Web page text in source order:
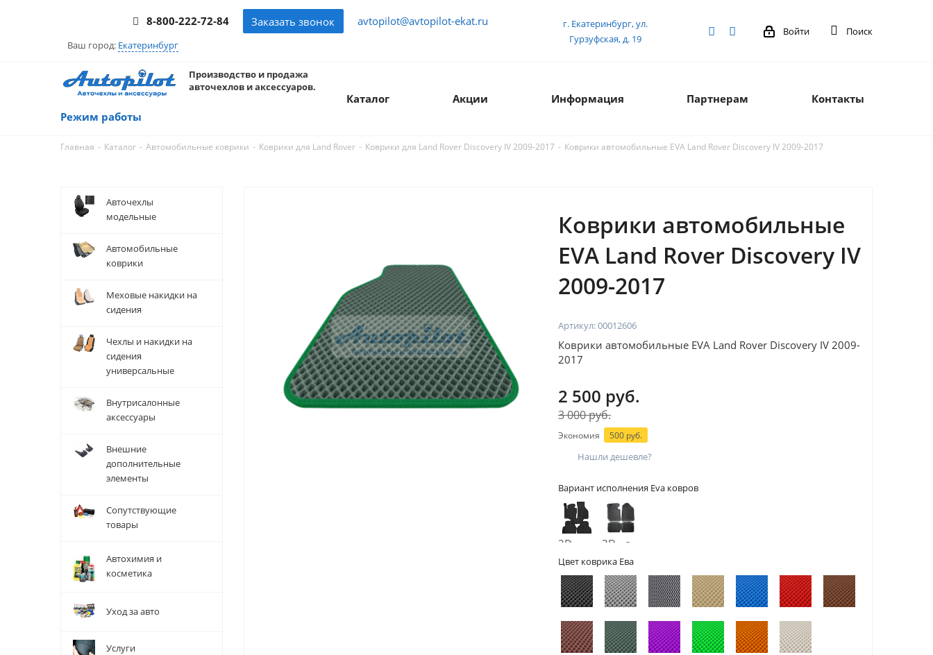
8-800-222-72-84 Заказать звонок avtopilot@avtopilot-ekat.ru
Ваш город: Екатеринбург
г. Екатеринбург, ул.
Гурзуфская, д. 19
Войти Поиск
Производство и продажа
авточехлов и аксессуаров.
Режим работы
Каталог Акции Информация Партнерам Контакты
Главная - Каталог - Автомобильные коврики - Коврики для Land Rover - Коврики для Land Rover Discovery IV 2009-2017 - Коврики автомобильные EVA Land Rover Discovery IV 2009-2017
Авточехлы
модельные
Автомобильные
коврики
Меховые накидки на
сидения
Чехлы и накидки на
сидения
универсальные
Внутрисалонные
аксессуары
Внешние
дополнительные
элементы
Сопутствующие
товары
Автохимия и
косметика
Уход за авто
Услуги
Коврики автомобильные
EVA Land Rover Discovery IV
2009-2017
Артикул:00012606
Коврики автомобильные EVA Land Rover Discovery IV 2009-
2017
2 500 руб.
3 000 руб.
Экономия 500 руб.
Нашли дешевле?
Вариант исполнения Eva ковров
2D -
без
бортов
3D - с
бортами
Цвет коврика Ева